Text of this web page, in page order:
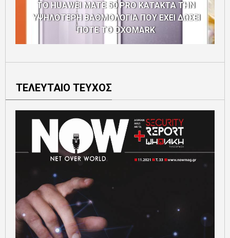
ΤΟ HUAWEI MATE 50 PRO ΚΑΤΑΚΤΑ ΤΗΝ
ΥΨΗΛΟΤΕΡΗ ΒΑΘΜΟΛΟΓΙΑ ΠΟΥ ΕΧΕΙ ΔΩΣΕΙ
ΠΟΤΕ ΤΟ DXOMARK
ΤΕΛΕΥΤΑΙΟ ΤΕΥΧΟΣ